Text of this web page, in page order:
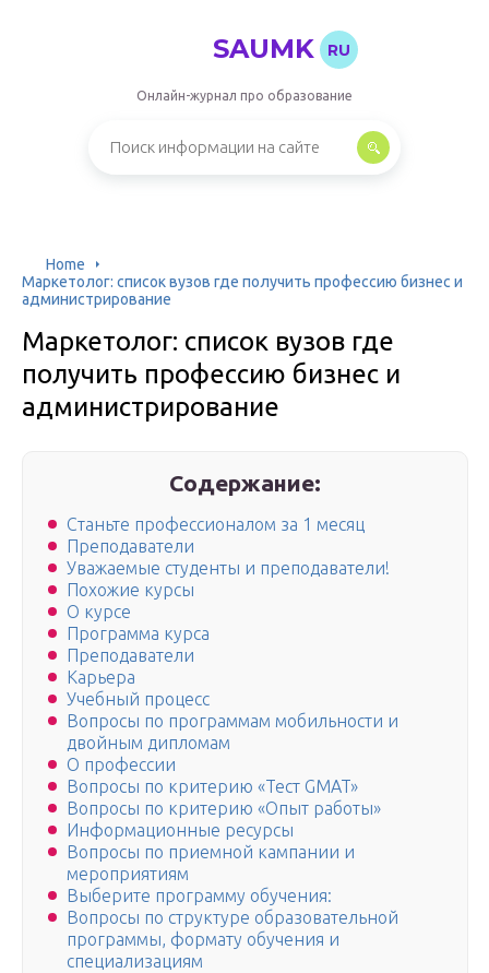
SAUMK RU
Онлайн-журнал про образование
Home
Маркетолог: список вузов где получить профессию бизнес и
администрирование
Маркетолог: список вузов где
получить профессию бизнес и
администрирование
Содержание:
Станьте профессионалом за 1 месяц
Преподаватели
Уважаемые студенты и преподаватели!
Похожие курсы
О курсе
Программа курса
Преподаватели
Карьера
Учебный процесс
Вопросы по программам мобильности и
двойным дипломам
О профессии
Вопросы по критерию «Тест GMAT»
Вопросы по критерию «Опыт работы»
Информационные ресурсы
Вопросы по приемной кампании и
мероприятиям
Выберите программу обучения:
Вопросы по структуре образовательной
программы, формату обучения и
специализациям